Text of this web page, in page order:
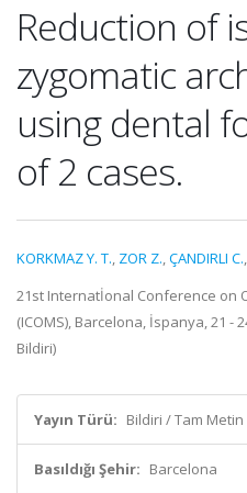
Reduction of
zygomatic
using dental
of 2 cases.
KORKMAZ Y. T., ZOR Z.,ÇANDIRLI C.,
21st Internatİonal Conference on
(ICOMS), Barcelona, İspanya, 21 -
Bildiri)
Yayın Türü: Bildiri / Tam Metin
Basıldığı Şehir: Barcelona